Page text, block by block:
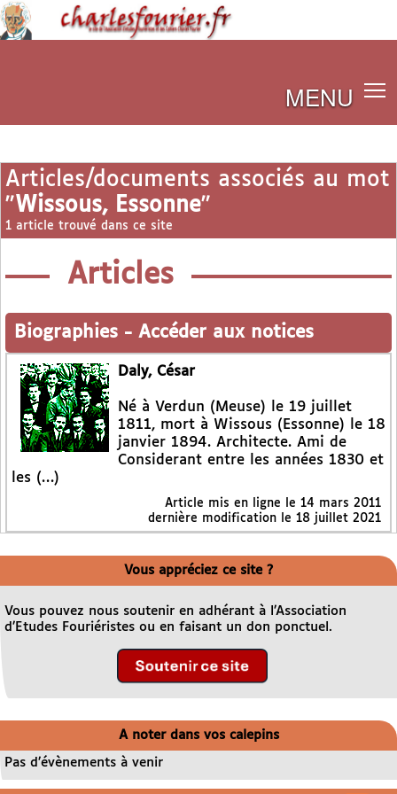
MENU
Articles/documents associés au mot
"Wissous, Essonne"
1 article trouvé dans ce site
Articles
Biographies - Accéder aux notices
Daly, César
Né à Verdun (Meuse) le 19 juillet
1811, mort à Wissous (Essonne) le 18
janvier 1894. Architecte. Ami de
Considerant entre les années 1830 et
les (…)
Article mis en ligne le 14 mars 2011
dernière modification le 18 juillet 2021
Vous appréciez ce site ?
Vous pouvez nous soutenir en adhérant à l’Association
d’Etudes Fouriéristes ou en faisant un don ponctuel.
A noter dans vos calepins
Pas d’évènements à venir